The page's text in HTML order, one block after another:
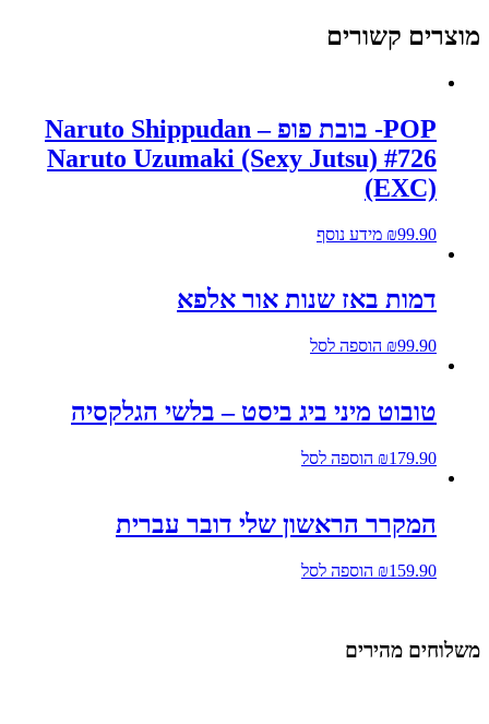
קשורים
POP- בובת פופ Naruto Shippudan –
Naruto Uzumaki (Sexy Jutsu) #726
(EXC)
₪99.90 מידע נוסף
דמות באז שנות אור אלפא
₪99.90 הוספה לסל
טובוט מיני ביג ביסט – בלשי הגלקסיה
₪179.90 הוספה לסל
המקרר הראשון שלי דובר עברית
₪159.90 הוספה לסל
מהירים